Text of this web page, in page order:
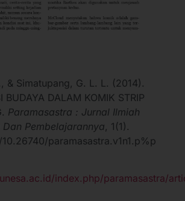
& Simatupang, G. L. L. (2014).
BUDAYA DALAM KOMIK STRIP
Paramasastra : Jurnal Ilmiah
Pembelajarannya , 1(1).
paramasastra.v1n1.p%p
index.php/paramasastra/